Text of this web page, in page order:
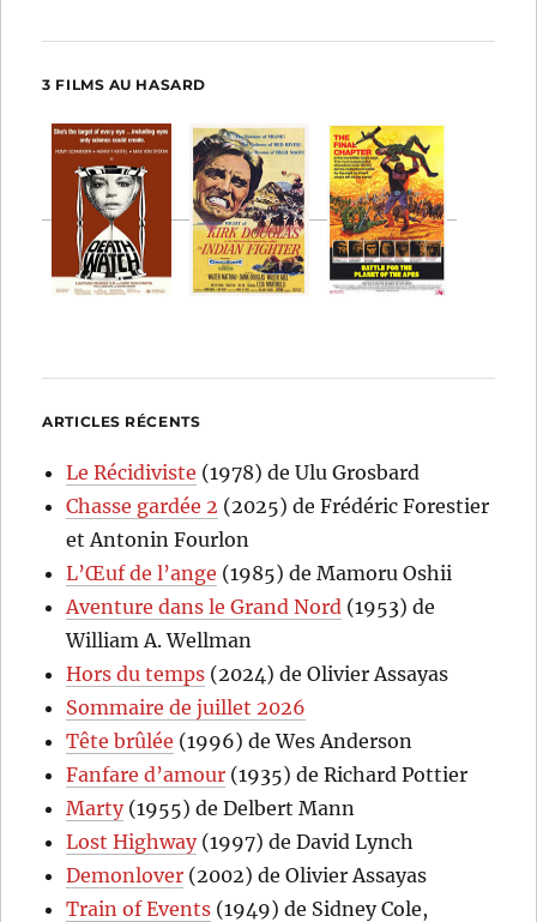
3 FILMS AU HASARD
ARTICLES RÉCENTS
Le Récidiviste (1978) de Ulu Grosbard
Chasse gardée 2 (2025) de Frédéric Forestier
et Antonin Fourlon
L’Œuf de l’ange (1985) de Mamoru Oshii
Aventure dans le Grand Nord (1953) de
William A. Wellman
Hors du temps (2024) de Olivier Assayas
Sommaire de juillet 2026
Tête brûlée (1996) de Wes Anderson
Fanfare d’amour (1935) de Richard Pottier
Marty(1955) de Delbert Mann
Lost Highway(1997) de David Lynch
Demonlover (2002) de Olivier Assayas
Train of Events (1949) de Sidney Cole,